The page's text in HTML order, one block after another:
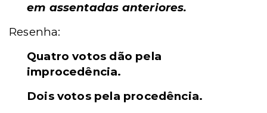
em assentadas anteriores.
Resenha:
Quatro votos dão pela
improcedência.
Dois votos pela procedência.